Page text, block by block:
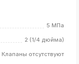
5 МПа
2 (1/4 дюйма)
Клапаны отсутствуют